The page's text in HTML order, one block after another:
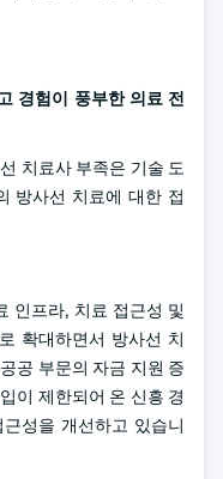
경험이 풍부한 의료 전
치료사 부족은 기술 도
방사선 치료에 대한 접
인프라, 치료 접근성 및
확대하면서 방사선 치
공 부문의 자금 지원 증
이 제한되어 온 신흥 경
성을 개선하고 있습니